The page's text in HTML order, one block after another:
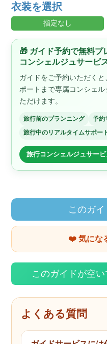
衣装を選択
指定なし
🎁 ガイド予約で無料プ
コンシェルジュサービ
ガイドをご予約いただく
ポートまで専属コンシェ
ただけます。
旅行前のプランニング
予約
旅行中のリアルタイムサポー
旅行コンシェルジュサー
このガ
❤️ 気にな
このガイドが空
よくある質問